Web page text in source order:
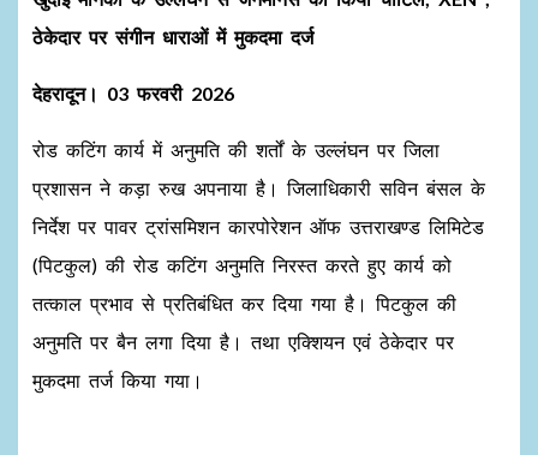
ठेकेदार पर संगीन धाराओं में मुकदमा दर्ज
देहरादून। 03 फरवरी 2026
रोड कटिंग कार्य में अनुमति की शर्तों के उल्लंघन पर जिला
प्रशासन ने कड़ा रुख अपनाया है। जिलाधिकारी सविन बंसल के
निर्देश पर पावर ट्रांसमिशन कारपोरेशन ऑफ उत्तराखण्ड लिमिटेड
(पिटकुल) की रोड कटिंग अनुमति निरस्त करते हुए कार्य को
तत्काल प्रभाव से प्रतिबंधित कर दिया गया है। पिटकुल की
अनुमति पर बैन लगा दिया है। तथा एक्शियन एवं ठेकेदार पर
मुकदमा तर्ज किया गया।